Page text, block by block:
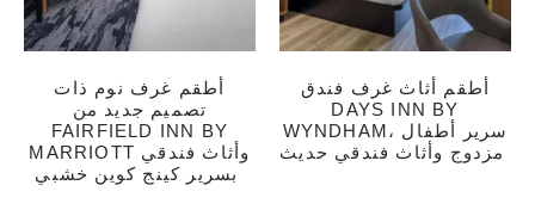
أطقم غرف نوم ذات
تصميم جديد من
FAIRFIELD INN BY
MARRIOTT وأثاث فندقي
أطقم أثاث غرف فندق
DAYS INN BY
WYNDHAM، سرير أطفال